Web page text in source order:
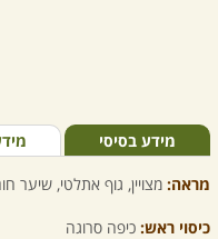
מידע בסיסי
מראה: מצויין, גוף אתלטי, שיער
כיסוי ראש: כיפה סרוגה